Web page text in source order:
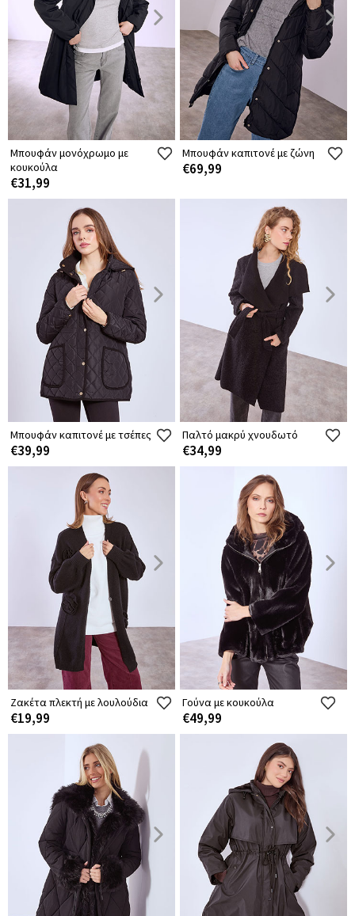
Μπουφάν μονόχρωμο με
κουκούλα
€31,99
Μπουφάν καπιτονέ με ζώνη
€69,99
Μπουφάν καπιτονέ με τσέπες
€39,99
Παλτό μακρύ χνουδωτό
€34,99
Ζακέτα πλεκτή με λουλούδια
€19,99
Γούνα με κουκούλα
€49,99